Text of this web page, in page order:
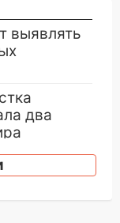
выявлять
два
Рылееву